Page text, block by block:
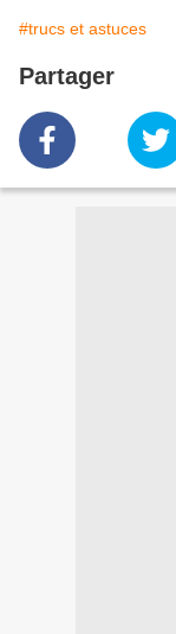
#trucs et astuces
Partager